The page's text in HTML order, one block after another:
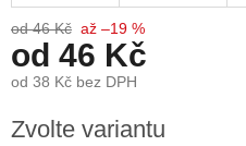
od 46 Kč až –19 %
od 46 Kč
od 38 Kč bez DPH
cena:
Zvolte variantu